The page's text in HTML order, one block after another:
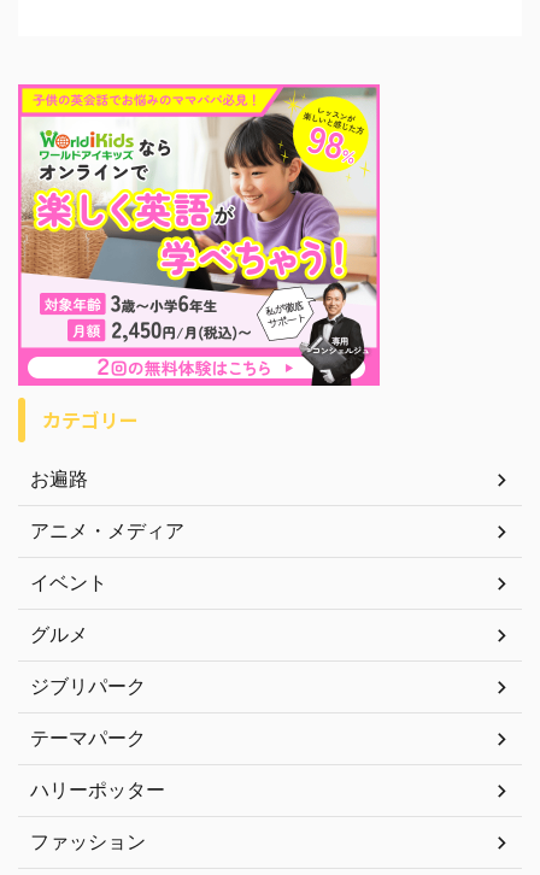
カテゴリー
お遍路
アニメ・メディア
イベント
グルメ
ジブリパーク
テーマパーク
ハリーポッター
ファッション